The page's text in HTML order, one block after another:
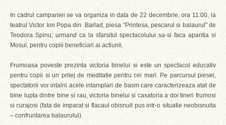
In cadrul campaniei se va organiza in data de 22 decembrie, ora 11:00, la
teatrul Victor Ion Popa din Barlad, piesa “Printesa, pescarul si balaurul” de
Teodora Spinu; urmand ca la sfarsitul spectacolului sa-si faca aparitia si
Mosul, pentru copiii beneficiari ai actiunii.
Frumoasa poveste prezinta victoria binelui si este un spectacol educativ
pentru copii si un prilej de meditatie pentru cei mari. Pe parcursul piesei,
spectatorii vor intalni acele intamplari de basm care caracterizeaza atat de
bine lupta dintre bine si rau, victoria binelui si casatoria a doi tineri frumosi
si curajosi (fata de imparat si flacaul obisnuit pus intr-o situatie neobisnuita
– confruntarea balaurului).